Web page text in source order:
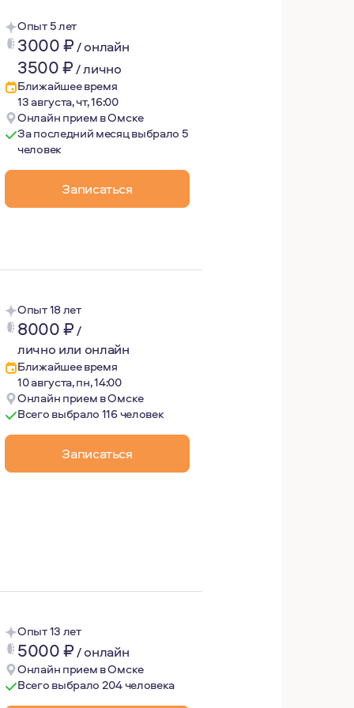
Опыт 5 лет
3000₽/онлайн
3500₽/лично
Ближайшее время
13 августа, чт, 16:00
Онлайн прием в Омске
За последний месяц выбрало 5
человек
Записаться
повышаю свою квалификацию.
достаточно отдыхать и проводить время с семьей и
Опыт 18 лет
8000₽/
лично или онлайн
Ближайшее время
10 августа, пн, 14:00
Онлайн прием в Омске
Всего выбрало 116 человек
Записаться
во многом сложились благодаря личному
в бизнесе людьми. Меня радует, что многие стали
Опыт 13 лет
5000₽/онлайн
Онлайн прием в Омске
Всего выбрало 204 человека